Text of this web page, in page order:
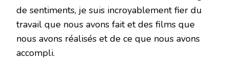
de sentiments, je suis incroyablement fier du
travail que nous avons fait et des films que
nous avons réalisés et de ce que nous avons
accompli.